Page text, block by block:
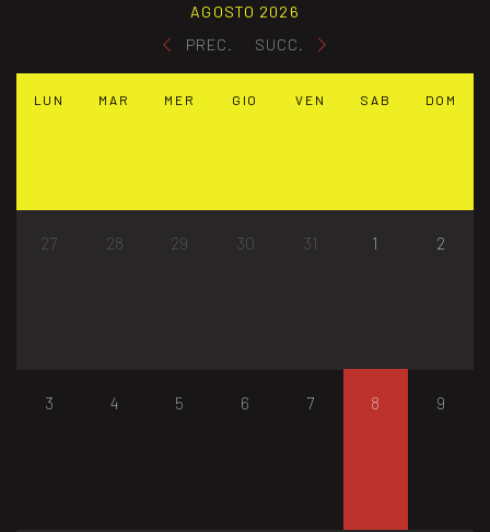
PREC.
AGOSTO 2026
SUCC.
LUN MAR MER GIO VEN SAB DOM
27 28 29 30 31 1 2
3 4 5 6 7 8 9